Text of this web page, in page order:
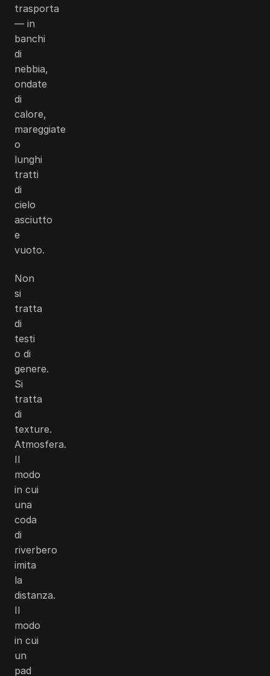
trasporta
— in
banchi
di
nebbia,
ondate
di
calore,
mareggiate
o
lunghi
tratti
di
cielo
asciutto
e
vuoto.
Non
si
tratta
di
testi
o di
genere.
Si
tratta
di
texture.
Atmosfera.
Il
modo
in cui
una
coda
di
riverbero
imita
la
distanza.
Il
modo
in cui
un
pad